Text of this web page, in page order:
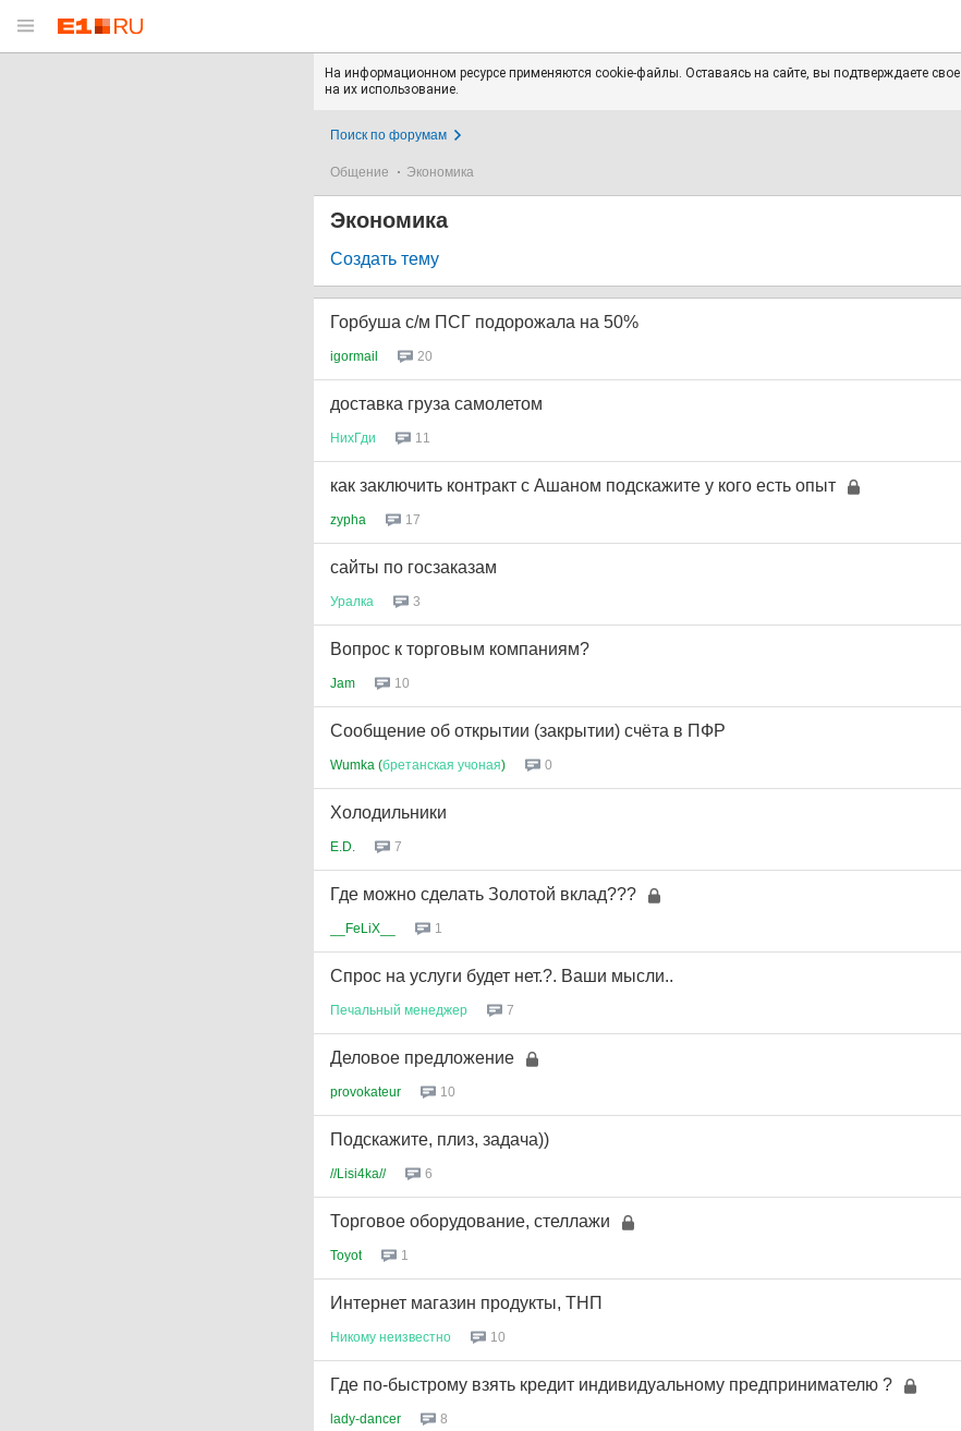
На информационном ресурсе применяются cookie-файлы. Оставаясь на сайте, вы подтверждаете свое
на их использование.
Поиск по форумам
Общение Экономика
Экономика
Создать тему
Горбуша с/м ПСГ подорожала на 50%
igormail 20
доставка груза самолетом
НихГди 11
как заключить контракт с Ашаном подскажите у кого есть опыт
zypha 17
сайты по госзаказам
Уралка 3
Вопрос к торговым компаниям?
Jam 10
Сообщение об открытии (закрытии) счёта в ПФР
Wumka (бретанская учоная) 0
Холодильники
E.D. 7
Где можно сделать Золотой вклад???
__FeLiX__ 1
Спрос на услуги будет нет.?. Ваши мысли..
Печальный менеджер 7
Деловое предложение
provokateur 10
Подскажите, плиз, задача))
//Lisi4ka// 6
Торговое оборудование, стеллажи
Toyot 1
Интернет магазин продукты, ТНП
Никому неизвестно 10
Где по-быстрому взять кредит индивидуальному предпринимателю ?
lady-dancer 8